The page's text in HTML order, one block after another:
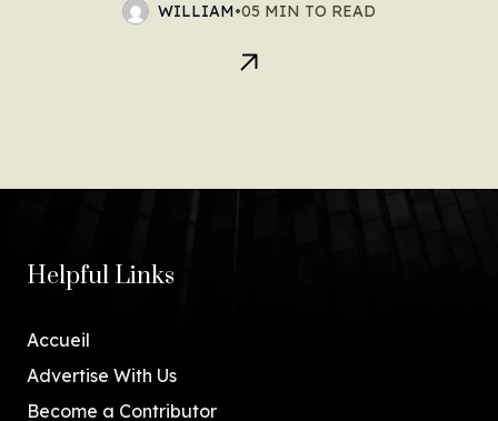
WILLIAM•05 MIN TO READ
Helpful Links
Accueil
Advertise With Us
Become a Contributor